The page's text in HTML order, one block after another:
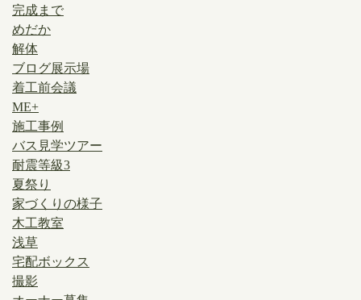
完成まで
めだか
解体
ブログ展示場
着工前会議
ME+
施工事例
バス見学ツアー
耐震等級3
夏祭り
家づくりの様子
木工教室
浅草
宅配ボックス
撮影